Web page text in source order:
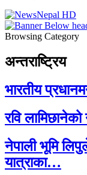
Browsing Category
अन्तराष्ट्रिय
भारतीय
रवि
नेपाली भूमि
यात्राका…